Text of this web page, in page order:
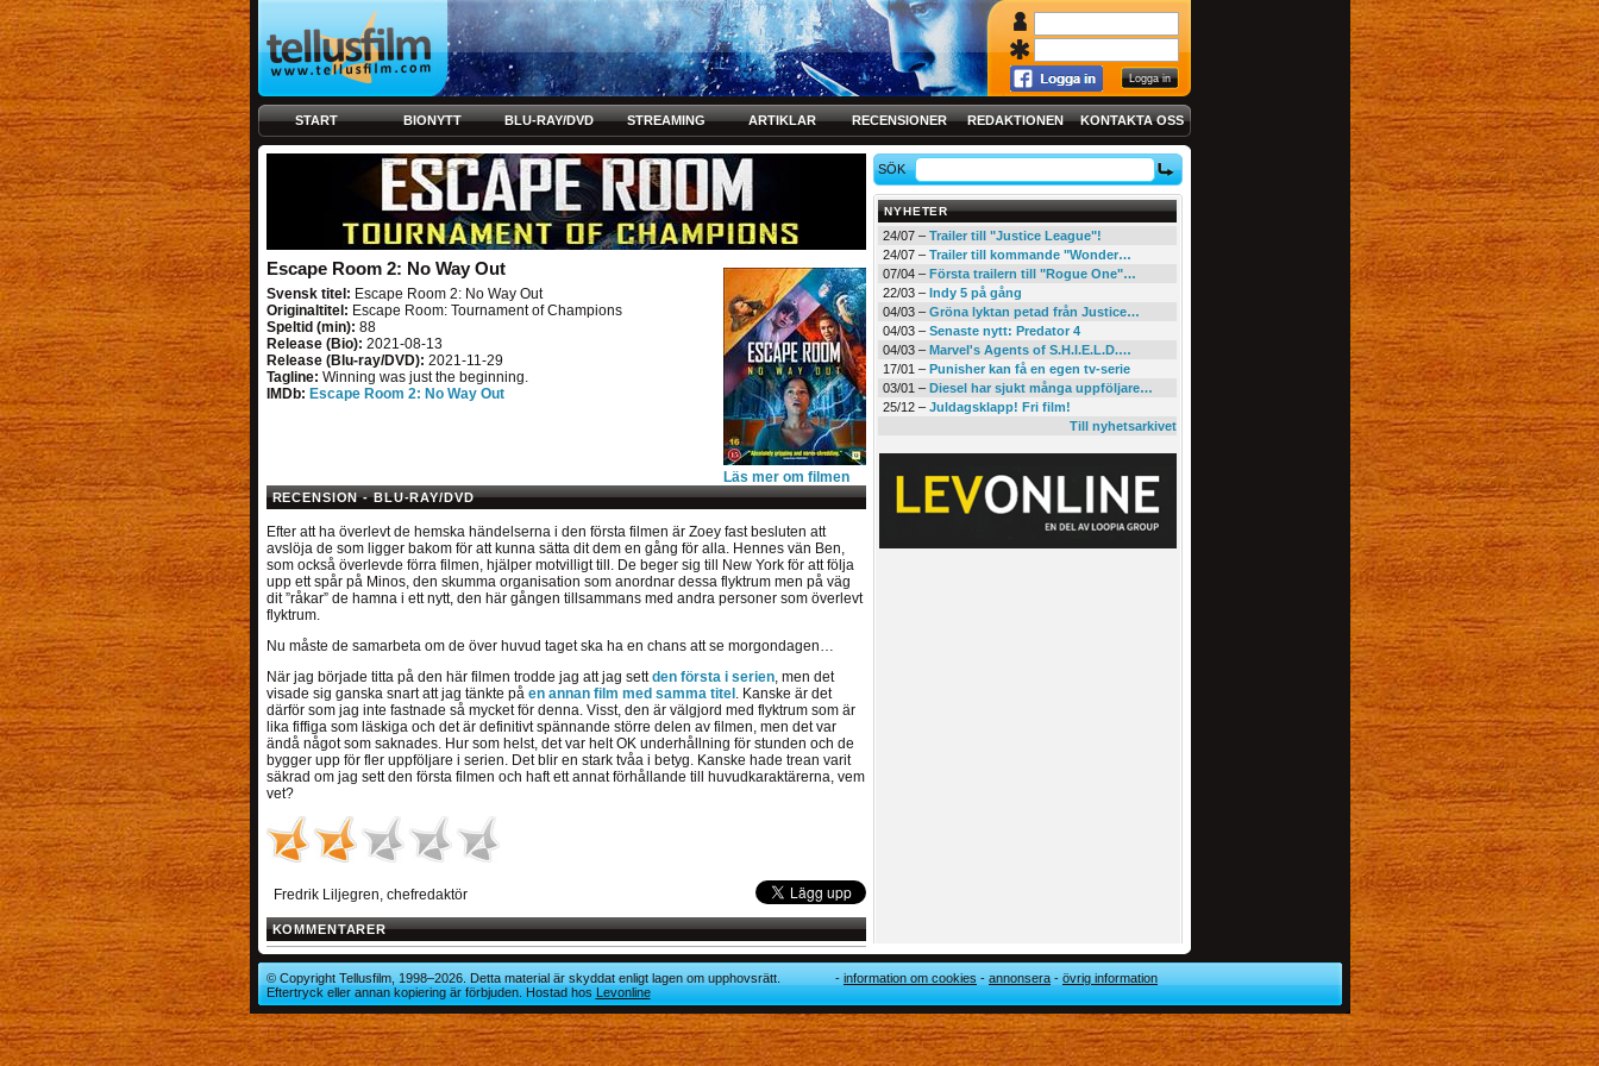
START BIONYTT BLU-RAY/DVD STREAMING ARTIKLAR RECENSIONER REDAKTIONEN KONTAKTA OSS
Escape Room 2: No Way Out
Läs mer om filmen
Svensk titel: Escape Room 2: No Way Out
Originaltitel: Escape Room: Tournament of Champions
Speltid (min): 88
Release (Bio): 2021-08-13
Release (Blu-ray/DVD): 2021-11-29
Tagline: Winning was just the beginning.
IMDb: Escape Room 2: No Way Out
RECENSION - BLU-RAY/DVD
Efter att ha överlevt de hemska händelserna i den första filmen är Zoey fast besluten att
avslöja de som ligger bakom för att kunna sätta dit dem en gång för alla. Hennes vän Ben,
som också överlevde förra filmen, hjälper motvilligt till. De beger sig till New York för att följa
upp ett spår på Minos, den skumma organisation som anordnar dessa flyktrum men på väg
dit ”råkar” de hamna i ett nytt, den här gången tillsammans med andra personer som överlevt
flyktrum.
Nu måste de samarbeta om de över huvud taget ska ha en chans att se morgondagen…
När jag började titta på den här filmen trodde jag att jag settden första i serien, men det
visade sig ganska snart att jag tänkte på en annan film med samma titel . Kanske är det
därför som jag inte fastnade så mycket för denna. Visst, den är välgjord med flyktrum som är
lika fiffiga som läskiga och det är definitivt spännande större delen av filmen, men det var
ändå något som saknades. Hur som helst, det var helt OK underhållning för stunden och de
bygger upp för fler uppföljare i serien. Det blir en stark tvåa i betyg. Kanske hade trean varit
säkrad om jag sett den första filmen och haft ett annat förhållande till huvudkaraktärerna, vem
vet?
Fredrik Liljegren, chefredaktör
KOMMENTARER
SÖK
NYHETER
24/07 –Trailer till "Justice League"!
24/07 –Trailer till kommande "Wonder…
07/04 –Första trailern till "Rogue One"…
22/03 –Indy 5 på gång
04/03 –Gröna lyktan petad från Justice…
04/03 –Senaste nytt: Predator 4
04/03 –Marvel's Agents of S.H.I.E.L.D.…
17/01 –Punisher kan få en egen tv-serie
03/01 –Diesel har sjukt många uppföljare…
25/12 –Juldagsklapp! Fri film!
Till nyhetsarkivet
© Copyright Tellusfilm, 1998–2026. Detta material är skyddat enligt lagen om upphovsrätt.
Eftertryck eller annan kopiering är förbjuden. Hostad hosLevonline
information om cookies annonsera övrig information